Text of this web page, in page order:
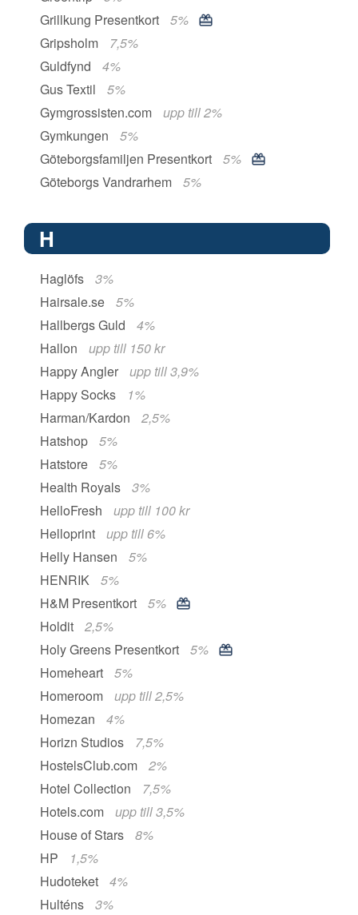
Grillkung Presentkort
5%
Gripsholm
7,5%
Guldfynd
4%
Gus Textil
5%
Gymgrossisten.com
upp till 2%
Gymkungen
5%
Göteborgsfamiljen Presentkort
5%
Göteborgs Vandrarhem
5%
H
Haglöfs
3%
Hairsale.se
5%
Hallbergs Guld
4%
Hallon
upp till 150 kr
Happy Angler
upp till 3,9%
Happy Socks
1%
Harman/Kardon
2,5%
Hatshop
5%
Hatstore
5%
Health Royals
3%
HelloFresh
upp till 100 kr
Helloprint
upp till 6%
Helly Hansen
5%
HENRIK
5%
H&M Presentkort
5%
Holdit
2,5%
Holy Greens Presentkort
5%
Homeheart
5%
Homeroom
upp till 2,5%
Homezan
4%
Horizn Studios
7,5%
HostelsClub.com
2%
Hotel Collection
7,5%
Hotels.com
upp till 3,5%
House of Stars
8%
HP
1,5%
Hudoteket
4%
Hulténs
3%